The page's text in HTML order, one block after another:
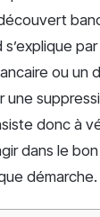
ou un
une
donc à
dans le
démarche.